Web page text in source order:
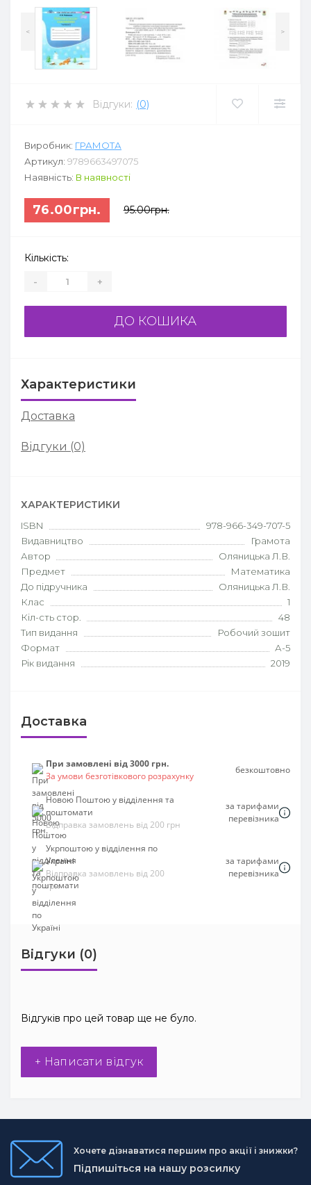
< >
Відгуки: (0)
Виробник: ГРАМОТА
Артикул: 9789663497075
Наявність: В наявності
76.00грн. 95.00грн.
Кількість:
- +
ДО КОШИКА
Характеристики
Доставка
Відгуки (0)
ХАРАКТЕРИСТИКИ
ISBN
978-966-349-707-5
Видавництво
Грамота
Автор
Оляницька Л.В.
Предмет
Математика
До підручника
Оляницька Л.В.
Клас
1
Кіл-сть стор.
48
Тип видання
Робочий зошит
Формат
А-5
Рік видання
2019
Доставка
При замовлені від 3000 грн.
За умови безготівкового розрахунку
безкоштовно
Новою Поштою у відділення та
поштомати
Відправка замовлень від 200 грн
за тарифами
перевізника
Укрпоштою у відділення по
Україні
Відправка замовлень від 200
грн
за тарифами
перевізника
Відгуки (0)
Відгуків про цей товар ще не було.
+ Написати відгук
Хочете дізнаватися першим про акції і знижки?
Підпишіться на нашу розсилку